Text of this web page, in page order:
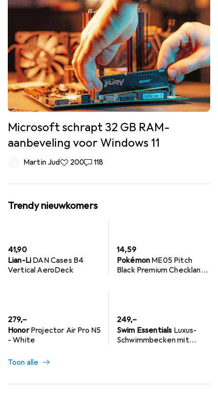
Microsoft schrapt 32 GB RAM-
aanbeveling voor Windows 11
Martin Jud200 Likes
200118 Reacties
118
Trendy nieuwkomers
EUR
41,90
Lian-Li DAN Cases B4
Vertical AeroDeck
EUR
14,59
Pokémon ME05 Pitch
Black Premium Checklane-
EUR
279,–
Honor Projector Air Pro N5
- White
EUR
249,–
Swim Essentials Luxus-
Schwimmbecken mit
Toon alle